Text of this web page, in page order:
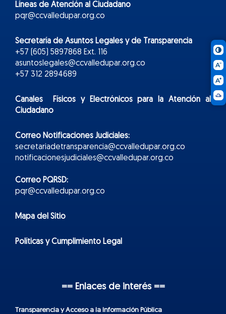
Líneas de Atención al Ciudadano
pqr@ccvalledupar.org.co
Secretaría de Asuntos Legales y de Transparencia
+57 (605) 5897868 Ext. 116
asuntoslegales@ccvalledupar.org.co
+57 312 2894689
Canales Físicos yElectrónicospara la Atención al
Ciudadano
Correo Notificaciones Judiciales:
secretariadetransparencia@ccvalledupar.org.co
notificacionesjudiciales@ccvalledupar.org.co
Correo PQRSD:
pqr@ccvalledupar.org.co
Mapa del Sitio
Políticas y Cumplimiento Legal
== Enlaces de interés ==
Transparencia y Acceso a la Información Pública